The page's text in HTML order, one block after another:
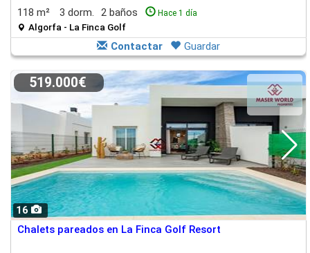
118 m²
3 dorm. 2 baños Hace 1 día
Algorfa - La Finca Golf
Contactar Guardar
16
519.000€
Chalets pareados en La Finca Golf Resort